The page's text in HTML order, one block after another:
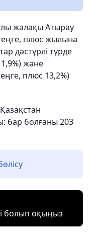
жалақы Атырау
плюс жылына
дәстүрлі түрде
және
плюс 13,2%)
бар болғаны 203
болып оқыңыз